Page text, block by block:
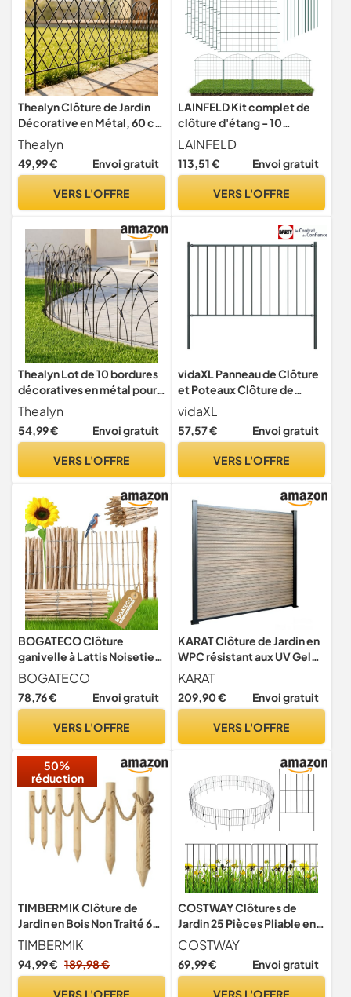
Thealyn Clôture de Jardin
Décorative en Métal, 60 cm
(H) × 33 cm (L) Bordure de
Barrière pour Animaux (60
cm H × 33 cm (L) (10
3,3 m)
Thealyn
49,99 € Envoi gratuit
VERS L'OFFRE
LAINFELD Kit complet de
clôture d'étang - 10
éléments de clôture en
métal avec poteaux -
Clôture de piscine pour
flexible à planter
LAINFELD
113,51 € Envoi gratuit
VERS L'OFFRE
Thealyn Lot de 10 bordures
décoratives en métal pour
clôture de jardin, 81,3 x
49,5 cm (H x l), 10
panneaux, 4,9 m au total,
antirouille pour parterres de
Thealyn
54,99 € Envoi gratuit
VERS L'OFFRE
vidaXL Panneau de Clôture
et Poteaux Clôture de
Jardin Exterieur Arrière-
cour Résistance aux
Intempéries Acier Enduit de
Anthracite
vidaXL
57,57 € Envoi gratuit
VERS L'OFFRE
BOGATECO Clôture
ganivelle à Lattis Noisetier
Bois | 100 cm de Hauteur et
500 cm de Long | Distance
entre Lattes 4-5 CM |
Utilisé Comme de Support
BOGATECO
78,76 € Envoi gratuit
VERS L'OFFRE
KARAT Clôture de Jardin en
WPC résistant aux UV Gel
Pluie Neige - Brise-vue
avec poteaux en aluminium
- Kit complet Montage
Terrasse Garage (Bois teak,
KARAT
209,90 € Envoi gratuit
VERS L'OFFRE
50%
réduction
TIMBERMIK Clôture de
Jardin en Bois Non Traité 6
Poteaux Ø8x120cm + 12m
Corde Jute – Palissade
Rustique Bois Naturel pour
TIMBERMIK
94,99 € 189,98 €
VERS L'OFFRE
COSTWAY Clôtures de
Jardin 25 Pièces Pliable en
Métal, Barrière Jardin
Exterieur pour Animaux
Résistant à la Rouille,
COSTWAY
69,99 € Envoi gratuit
VERS L'OFFRE